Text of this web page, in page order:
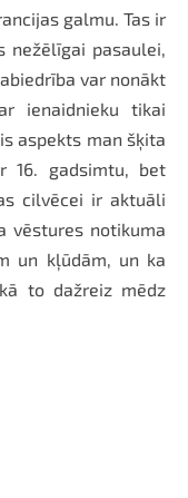
galmu. Tas ir
pasaulei,
var nonākt
ienaidnieku tikai
aspekts man šķita
16. gadsimtu, bet
cilvēcei ir aktuāli
vēstures notikuma
un kļūdām, un ka
to dažreiz mēdz